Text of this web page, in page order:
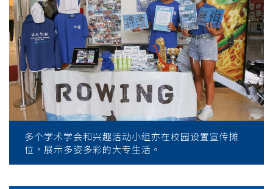
多个学术学会和兴趣活动小组亦在校园设置宣传摊
位，展示多姿多彩的大专生活。